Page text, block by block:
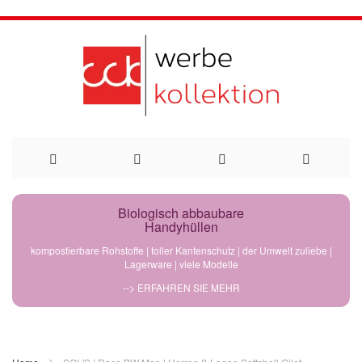
Direkt
Biologisch abbaubare
Handyhüllen
kompostierbare Rohstoffe | toller Kantenschutz | der Umwelt zuliebe |
Lagerware | viele Modelle
--> ERFAHREN SIE MEHR